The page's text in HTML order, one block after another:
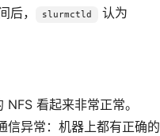
，
slurmctld 认为
看起来非常正常。
异常：机器上都有正确的